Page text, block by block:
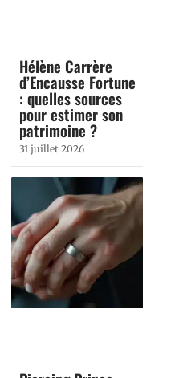
Hélène Carrère
d’Encausse Fortune
: quelles sources
pour estimer son
patrimoine ?
31 juillet 2026